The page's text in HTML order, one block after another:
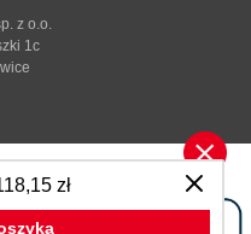
Redesign?
Difference Between
and Frameworks?
Patterns
Language (UML)?
zł
z o.o.
1c